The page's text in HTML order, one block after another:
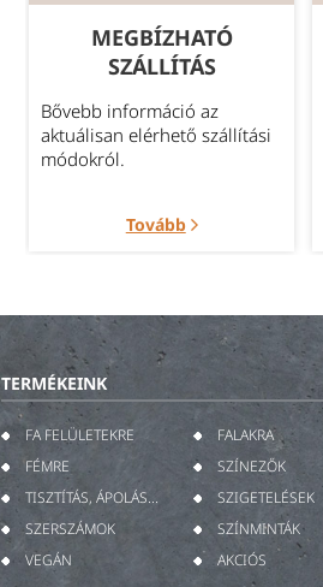
MEGBÍZHATÓ
SZÁLLÍTÁS
Bővebb információ az
aktuálisan elérhető szállítási
módokról.
Tovább
TERMÉKEINK
FA FELÜLETEKRE
FALAKRA
FÉMRE
SZÍNEZŐK
TISZTÍTÁS, ÁPOLÁS...
SZIGETELÉSEK
SZERSZÁMOK
SZÍNMINTÁK
VEGÁN
AKCIÓS